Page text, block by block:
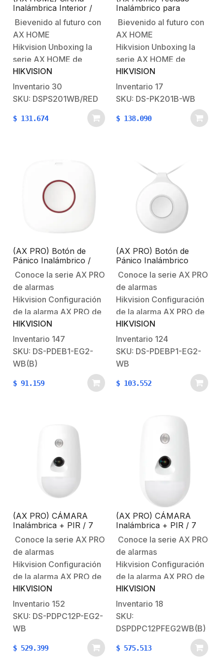
Inalámbrica Interior /
Alerta Ajustable entre
80 a 95dB / Roja
Bievenido al futuro con
AX HOME
Hikvision Unboxing la
serie AX HOME de
alarmas HikvisionCurso
gratuito sobre Ax Home
de
HikVision Características
Físicas y
de la batería: 2 años
(standby
time)Temperatura de
55°C.Peso:…
HIKVISION
Inventario 30
SKU: DSPS201WB/RED
$ 131.674
Inalámbrico para
Armado y Desarmado /
Funciones de
Automatización para
control de Relevadores
/ Baterías AA / 433
MHZ
Bievenido al futuro con
AX HOME
Hikvision Unboxing la
serie AX HOME de
alarmas HikvisionCurso
gratuito sobre Ax Home
de
HikVision Características
principales:Tecnología
armado, desarmado,
limpiar alarma,etc.Los
datos inalámbricos están
protegidos por el
cifrado AES-128.Panel
con touch screen para la
manipulación.Alarma
de…
HIKVISION
Inventario 17
SKU: DS-PK201B-WB
$ 138.090
(AX PRO) Botón de
Pánico Inalámbrico /
Exterior IP66 /
Indicador LED
Conoce la serie AX PRO
de alarmas
Hikvision Configuración
de la alarma AX PRO de
HikvisionBienvenido al
futuro con AX PRO
HikvisionSistema
Robusto contra
PRO Características
configurable de forma
remota a través de la
aplicación.Múltiples
métodos de
HIKVISION
Inventario 147
SKU: DS-PDEB1-EG2-
WB(B)
$ 91.159
(AX PRO) Botón de
Pánico Inalámbrico
Portátil / IP54 /
Indicador LED
Conoce la serie AX PRO
de alarmas
Hikvision Configuración
de la alarma AX PRO de
HikvisionBienvenido al
futuro con AX PRO
HikvisionSistema
Robusto contra
PRO Características
X.Protección contra
IP54.Accesorio de
cordón incluido y
disponible (DS-PDB-IN-
Físicas y
Eléctricas:Alimentación:
Batería…
HIKVISION
Inventario 124
SKU: DS-PDEBP1-EG2-
WB
$ 103.552
(AX PRO) CÁMARA
Inalámbrica + PIR / 7
Años de Batería /
Inmunidad a Mascotas /
Rango de Detección de
12 mts / Angulo de 85.9°
de Cobertura
Conoce la serie AX PRO
de alarmas
Hikvision Configuración
de la alarma AX PRO de
HikvisionBienvenido al
futuro con AX PRO
HikvisionSistema
Robusto contra
PRO Características
HIKVISION
Inventario 152
SKU: DS-PDPC12P-EG2-
WB
$ 529.399
(AX PRO) CÁMARA
Inalámbrica + PIR / 7
Años de Batería /
Inmunidad a Mascotas /
Rango de Detección de
12 mts / Angulo de 85.9°
de Cobertura / 1
Kilómetro de Cobertura
LOS
Conoce la serie AX PRO
de alarmas
Hikvision Configuración
de la alarma AX PRO de
HikvisionBienvenido al
futuro con AX PRO
HikvisionSistema
Robusto contra
PRO Características
HIKVISION
Inventario 18
SKU:
DSPDPC12PFEG2WB(B)
$ 575.513